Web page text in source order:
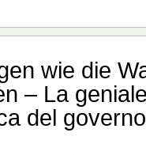
wie die
– La
del